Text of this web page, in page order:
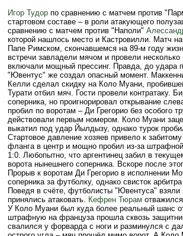
Игор Тудорпо сравнению с матчем против
стартовом составе – в роли атакующего
сравнению с матчем против "Наполи"
которой нашлось место и Кастровилли. Матч
Папе Римском, скончавшемся на 89-м году
встречи завладели мячом и провели
включали мощный прессинг. Правда, до удара
"Ювентус" же создал опасный момент.
Келли сделал скидку на Коло Муани,
Турати отбил мяч. Гости провели контратаку.
соперника, но проигнорировал открывание
пробил по воротам – Ди Грегорио без особого
действовали первым номером. Коло Муани
выкатил под удар Йылдызу, однако турок
Стартовое давление хозяев привело к
фланга в центр и мощно пробил из-за
1:0. Любопытно, что аргентинец забил в
ворота нынешнего соперника. Вскоре после
Прорыв к воротам Ди Грегорио в исполнении
соперника за футболку, однако свисток
Поведя в счёте, футболисты "Ювентуса"
принялись атаковать. Кефрен Тюрам
У Коло Муани был куда более реальный шанс
штрафную на француза прошла сквозь
свалился у форварда с ноги и разминулся с